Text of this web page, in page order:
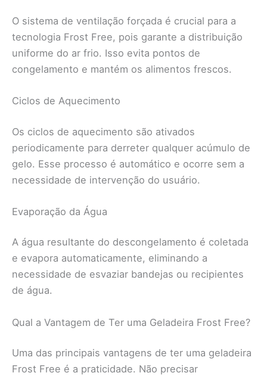
O sistema de ventilação forçada é crucial para a
tecnologia Frost Free, pois garante a distribuição
uniforme do ar frio. Isso evita pontos de
congelamento e mantém os alimentos frescos.
Ciclos de Aquecimento
Os ciclos de aquecimento são ativados
periodicamente para derreter qualquer acúmulo de
gelo. Esse processo é automático e ocorre sem a
necessidade de intervenção do usuário.
Evaporação da Água
A água resultante do descongelamento é coletada
e evapora automaticamente, eliminando a
necessidade de esvaziar bandejas ou recipientes
de água.
Qual a Vantagem de Ter uma Geladeira Frost Free?
Uma das principais vantagens de ter uma geladeira
Frost Free é a praticidade. Não precisar